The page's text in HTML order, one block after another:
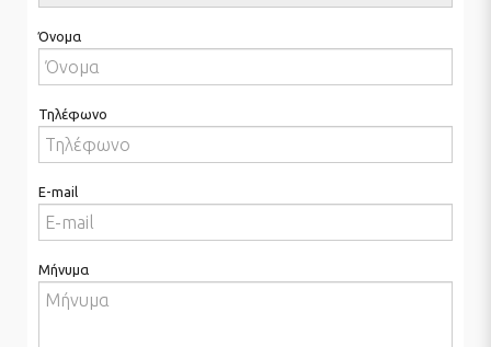
Όνομα
Τηλέφωνο
E-mail
Μήνυμα